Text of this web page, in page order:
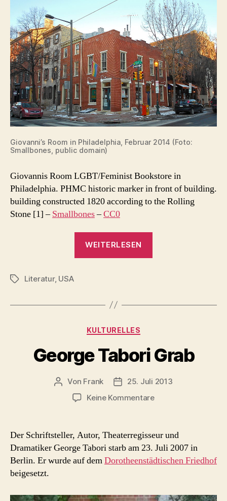
Giovanni’s Room in Philadelphia, Februar 2014 (Foto:
Smallbones, public domain)
Giovannis Room LGBT/Feminist Bookstore in
Philadelphia. PHMC historic marker in front of building.
building constructed 1820 according to the Rolling
Stone [1] –Smallbones–CC0
WEITERLESEN
Buchladen
Schlagwörter
Literatur, USA
Kategorien
KULTURELLES
George Tabori Grab
Beitragsautor
Von Frank Beitragsdatum
25. Juli 2013
Keine Kommentarezu
Der Schriftsteller, Autor, Theaterregisseur und
Dramatiker George Tabori starb am 23. Juli 2007 in
Berlin. Er wurde auf demDorotheenstädtischen Friedhof
beigesetzt.